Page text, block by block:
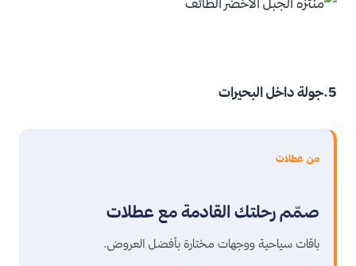
5.جولة داخل البحيرات
من عطلات
صمّم رحلتك القادمة مع عطلات
باقات سياحية ووجهات مختارة بأفضل العروض.